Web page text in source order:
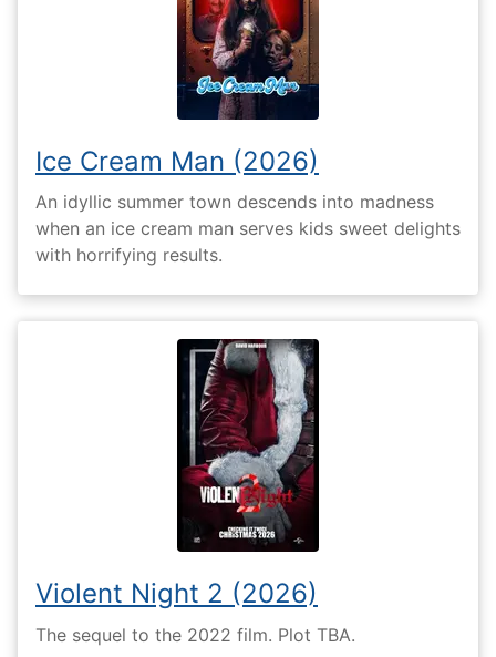
Ice Cream Man (2026)
An idyllic summer town descends into madness
when an ice cream man serves kids sweet delights
with horrifying results.
Violent Night 2 (2026)
The sequel to the 2022 film. Plot TBA.